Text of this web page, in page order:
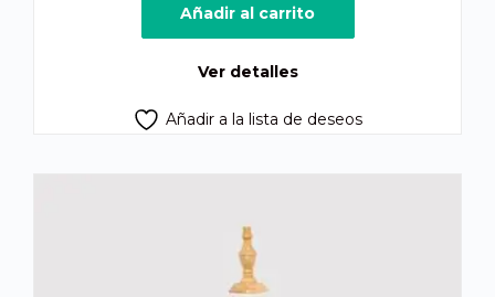
original
era:
es:
Añadir al carrito
Ver detalles
Añadir a la lista de deseos